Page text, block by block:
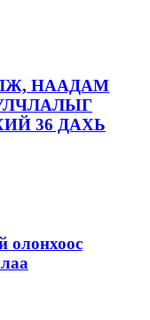
НААДАМ
36 ДАХЬ
олонхоос